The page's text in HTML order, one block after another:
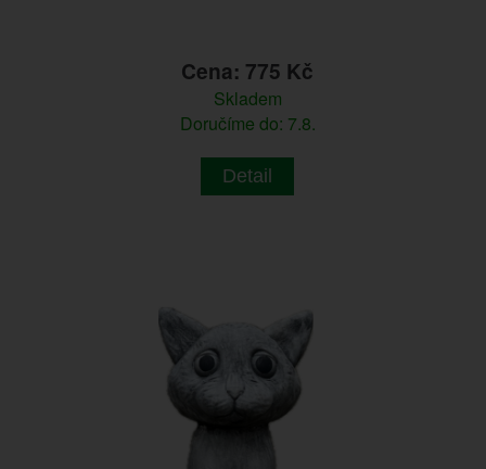
Cena: 775 Kč
Skladem
Doručíme do: 7.8.
Detail